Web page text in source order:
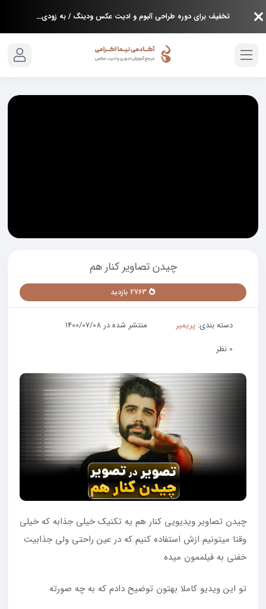
تخفیف برای دوره طراحی آلبوم و ادیت عکس ودینگ / به زودی...
چیدن تصاویر کنار هم
دسته بندی: پریمیر
منتشر شده در 1400/07/08
0 نظر
چیدن تصاویر ویدیویی کنار هم یه تکنیک خیلی جذابه که خیلی
وقتا میتونیم ازش استفاده کنیم که در عین راحتی ولی جذابیت
خفنی به فیلممون میده
تو این ویدیو کاملا بهتون توضیح دادم که به چه صورته